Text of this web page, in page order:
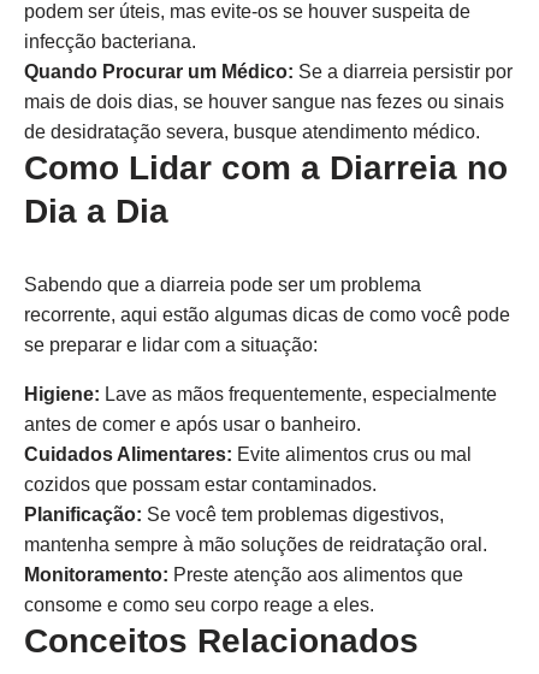
podem ser úteis, mas evite-os se houver suspeita de
infecção bacteriana.
Quando Procurar um Médico: Se a diarreia persistir por
mais de dois dias, se houver sangue nas fezes ou sinais
de desidratação severa, busque atendimento médico.
Como Lidar com a Diarreia no
Dia a Dia
Sabendo que a diarreia pode ser um problema
recorrente, aqui estão algumas dicas de como você pode
se preparar e lidar com a situação:
Higiene: Lave as mãos frequentemente, especialmente
antes de comer e após usar o banheiro.
Cuidados Alimentares: Evite alimentos crus ou mal
cozidos que possam estar contaminados.
Planificação: Se você tem problemas digestivos,
mantenha sempre à mão soluções de reidratação oral.
Monitoramento: Preste atenção aos alimentos que
consome e como seu corpo reage a eles.
Conceitos Relacionados